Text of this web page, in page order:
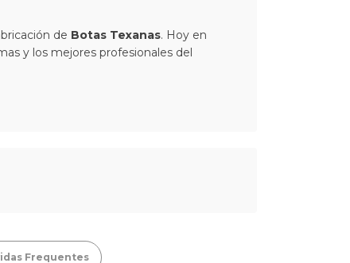
de Botas Texanas. Hoy en
y los mejores profesionales del
Frequentes